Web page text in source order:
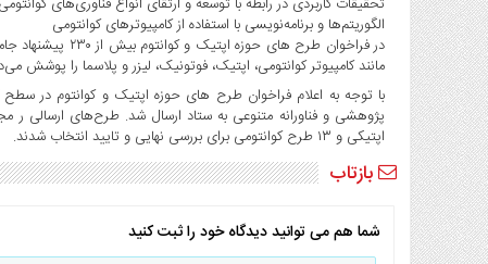
الگوریتم‌ها و برنامه‌نویسی با استفاده از کامپیوترهای کوانتومی
در فراخوان طرح
مانند کامپیوتر کوانتومی، اپتیک، فوتونیک، لیزر و پلاسما را پوشش
با توجه به اعلام فراخوان طرح های حوزه اپتیک و کوانتوم در
اپتیکی و ۱۳ طرح کوانتومی برای بررسی نهایی و تایید انتخاب شدند.
بازتاب
شما هم می توانید دیدگاه خود را ثبت کنید